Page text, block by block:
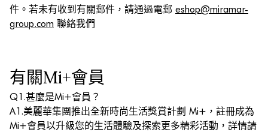
件。若未有收到有關郵件，請通過電郵 eshop@miramar-
group.com 聯絡我們
有關Mi+會員
Q1.甚麼是Mi+會員？
A1.美麗華集團推出全新時尚生活獎賞計劃 Mi+，註冊成為
Mi+會員以升級您的生活體驗及探索更多精彩活動，詳情請